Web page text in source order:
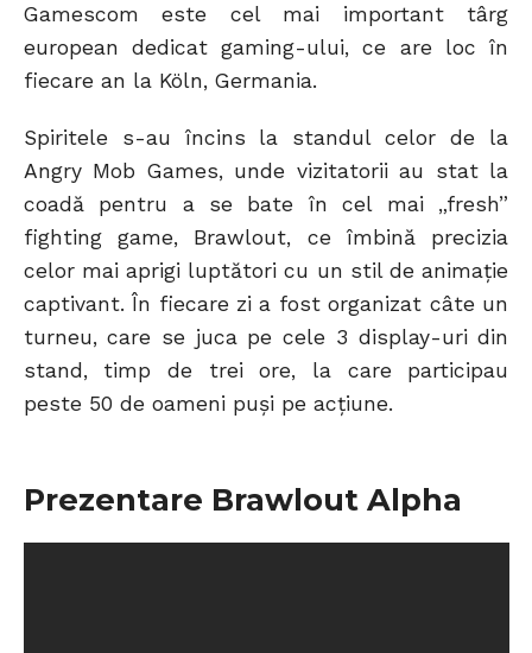
Gamescom este cel mai important târg
european dedicat gaming-ului, ce are loc în
fiecare an la Köln, Germania.
Spiritele s-au încins la standul celor de la
Angry Mob Games, unde vizitatorii au stat la
coadă pentru a se bate în cel mai „fresh”
fighting game, Brawlout, ce îmbină precizia
celor mai aprigi luptători cu un stil de animație
captivant. În fiecare zi a fost organizat câte un
turneu, care se juca pe cele 3 display-uri din
stand, timp de trei ore, la care participau
peste 50 de oameni puși pe acțiune.
Prezentare Brawlout Alpha